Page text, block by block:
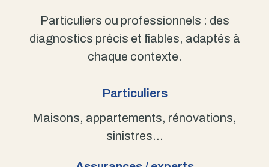
Particuliers ou professionnels : des
diagnostics précis et fiables, adaptés à
chaque contexte.
Particuliers
Maisons, appartements, rénovations,
sinistres…